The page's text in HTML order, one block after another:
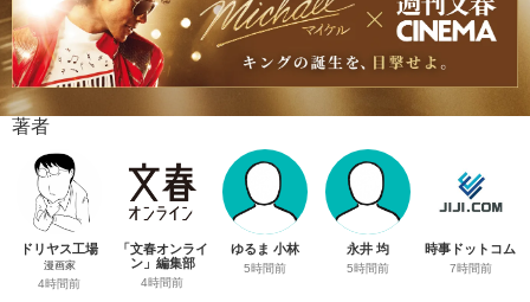
著者
ドリヤス工場
漫画家
4時間前
「文春オンライ
ン」編集部
4時間前
ゆるま 小林
5時間前
永井 均
5時間前
時事ドットコム
7時間前